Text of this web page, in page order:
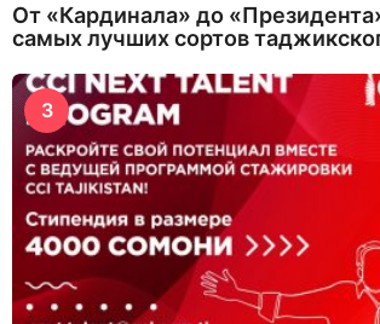
От «Кардинала» до
самых лучших сортов
3